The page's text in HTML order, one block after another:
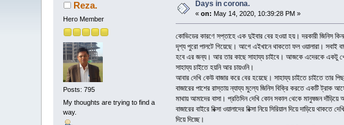
Reza.
Hero Member
Posts: 795
My thoughts are trying to find a
way.
Days in corona.
«on: May 14, 2020, 10:39:28 PM »
কোভিডের কারণে সপ্তাহে এক দুইবার বের হওয়া হয়। দরকারী জিনিস
দৃশ্য পুরো পালটে গিয়েছে। আগে এইখানে থাকতো ফল ওয়ালারা। সবাই
হবে এর জন্য। আর তার কাছে সাহায্য চাইবে। আজকে এদেরকে একটু
সাহায্য চাইতে হয়নি আর চায়ওনি।
আবার দেখি কেউ বাজার করে বের হয়েছে। সাহায্য চাইতে চাইতে তার
বাজারের পাশের রাস্তায় ন্যায্য মুল্যে জিনিস বিক্রি করতে একটি
মাথায় আমাদের বাসা। প্রতিদিন দেখি কোন সকাল থেকে মানুষজন দাঁড়িয়ে
বাজারের বাইরে রিক্সা ওয়ালাদের রিক্সা নিয়ে সিরিয়াল দিয়ে দাড়িয়ে
দিয়ে দিচ্ছে।